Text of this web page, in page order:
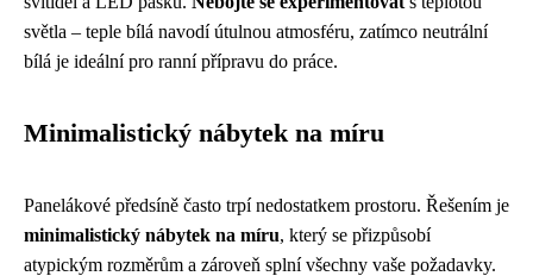
světla – teple bílá navodí útulnou atmosféru, zatímco neutrální
bílá je ideální pro ranní přípravu do práce.
Minimalistický nábytek na míru
Panelákové předsíně často trpí nedostatkem prostoru. Řešením je
minimalistický nábytek na míru, který se přizpůsobí
atypickým rozměrům a zároveň splní všechny vaše požadavky.